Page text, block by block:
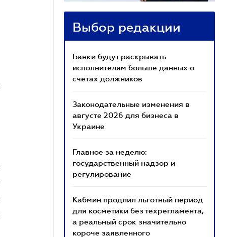
Выбор редакции
Банки будут раскрывать
исполнителям больше данных о
счетах должников
Законодательные изменения в
августе 2026 для бизнеса в
Украине
Главное за неделю:
государственный надзор и
регулирование
Кабмин продлил льготный период
для косметики без техрегламента,
а реальный срок значительно
короче заявленного